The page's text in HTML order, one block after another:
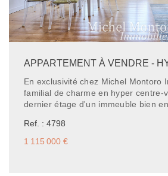
En exclusivité chez Michel Montoro
familial de charme en hyper centre-ville. Situé au
dernier étage d'un immeuble bien
m² habitables (dont 127,73 m² Loi
Saint-Germain-en-Laye. Dès l'entrée, vous serez séduit
par la luminosité traversante et les
du séjour double, parfait pour
Ref. : 4798
1 115 000 €